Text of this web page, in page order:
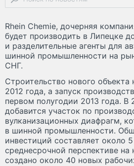
Rhein Chemie, дочерняя
будет производить в Липецке
и разделительные агенты для
шинной промышленности на
СНГ.
Строительство нового объекта
2012 года, а запуск
первом полугодии 2013 года. В
добавится участок по
вулканизационных диафрагм,
в шинной промышленности.
инвестиций составляет около
среднесрочной перспективе на
создано около 40 новых